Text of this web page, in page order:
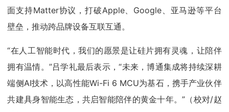
面支持Matter协议，打破Apple、Google、亚马逊等平台
壁垒，推动跨品牌设备互联互通。
“在人工智能时代，我们的愿景是让硅片拥有灵魂，让陪伴
拥有温情。”吕学礼最后表示，“未来，博通集成将持续深耕
端侧AI技术，以高性能Wi-Fi 6 MCU为基石，携手产业伙伴
共建具身智能生态，共启智能陪伴的黄金十年。”（校对/赵